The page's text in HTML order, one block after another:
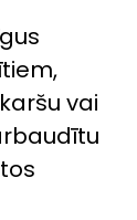
vai